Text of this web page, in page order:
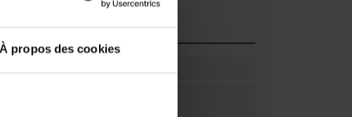
À propos des cookies